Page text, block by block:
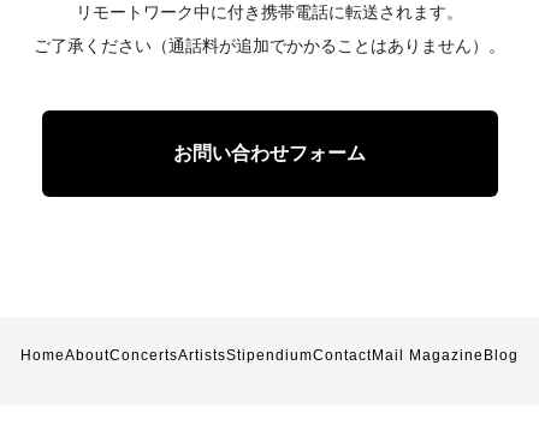
リモートワーク中に付き携帯電話に転送されます。
ご了承ください（通話料が追加でかかることはありません）。
お問い合わせフォーム
HomeAboutConcertsArtistsStipendiumContactMail Magazine Blog